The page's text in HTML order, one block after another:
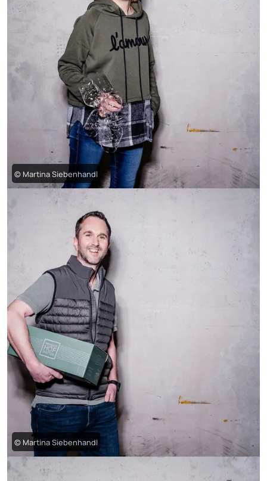
© Martina Siebenhandl
© Martina Siebenhandl